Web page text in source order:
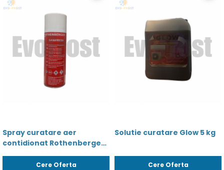
Spray curatare aer
contidionat Rothenberger
Sanifresh - 00911
Cere Oferta
Solutie curatare Glow 5 kg
Cere Oferta